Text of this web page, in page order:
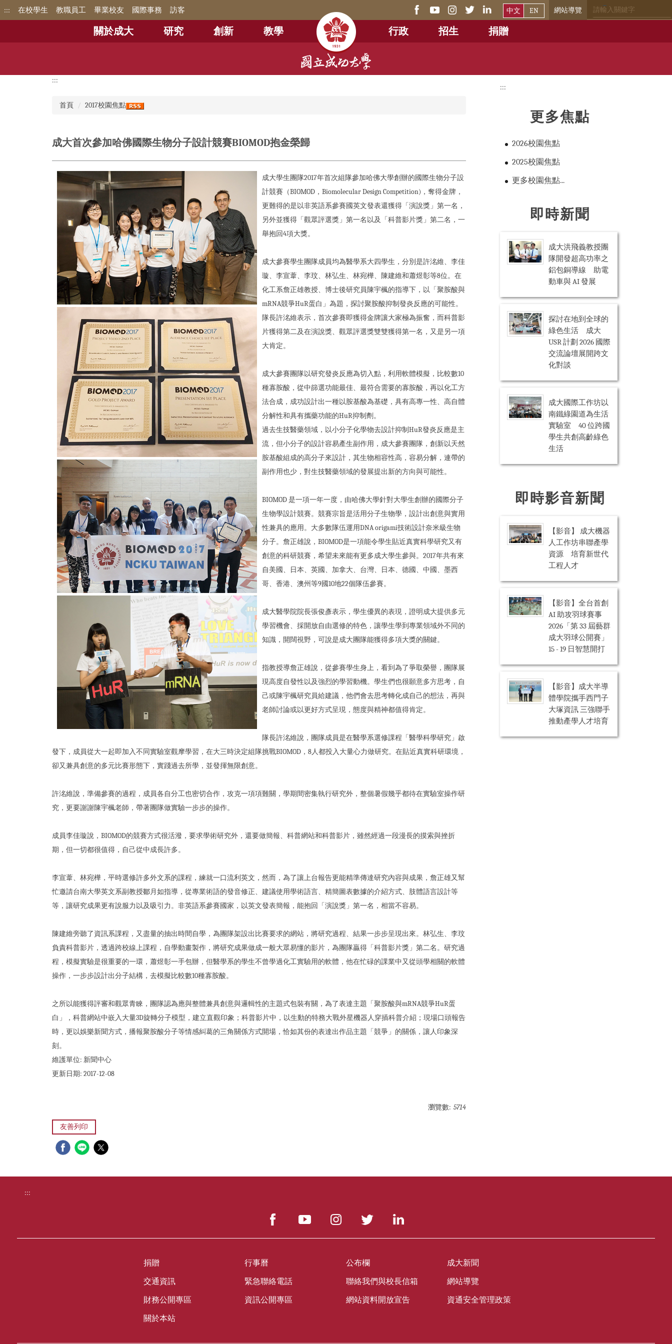
跳
::: 在校學生 教職員工 畢業校友 國際事務 訪客 網站導覽
關於成大 研究 創新 教學 行政 招生 捐贈
中文 EN
:::
首頁 2017校園焦點
成大首次參加哈佛國際生物分子設計競賽BIOMOD抱金榮歸
成大學生團隊2017年首次組隊參加哈佛大學創辦的國際生物分子設
計競賽（BIOMOD，Biomolecular Design Competition)，奪得金牌，
更難得的是以非英語系參賽國英文發表還獲得「演說獎」第一名，
另外並獲得「觀眾評選獎」第一名以及「科普影片獎」第二名，一
舉抱回4項大獎。
成大參賽學生團隊成員均為醫學系大四學生，分別是許洺維、李佳
璇、李宣葦、李玟、林弘生、林宛樺、陳建維和蕭煜彰等8位。在
化工系詹正雄教授、博士後研究員陳宇楓的指導下，以「聚胺酸與
mRNA競爭HuR蛋白」為題，探討聚胺酸抑制發炎反應的可能性。
隊長許洺維表示，首次參賽即獲得金牌讓大家極為振奮，而科普影
片獲得第二及在演說獎、觀眾評選獎雙雙獲得第一名，又是另一項
大肯定。
成大參賽團隊以研究發炎反應為切入點，利用軟體模擬，比較數10
種寡胺酸，從中篩選功能最佳、最符合需要的寡胺酸，再以化工方
法合成，成功設計出一種以胺基酸為基礎，具有高專一性、高自體
分解性和具有攜藥功能的HuR抑制劑。
過去生技醫藥領域，以小分子化學物去設計抑制HuR發炎反應是主
流，但小分子的設計容易產生副作用，成大參賽團隊，創新以天然
胺基酸組成的高分子來設計，其生物相容性高，容易分解，連帶的
副作用也少，對生技醫藥領域的發展提出新的方向與可能性。
BIOMOD 是一項一年一度，由哈佛大學針對大學生創辦的國際分子
生物學設計競賽。競賽宗旨是活用分子生物學，設計出創意與實用
性兼具的應用。大多數隊伍運用DNA origami技術設計奈米級生物
分子。詹正雄說，BIOMOD是一項能令學生貼近真實科學研究又有
創意的科研競賽，希望未來能有更多成大學生參與。2017年共有來
自美國、日本、英國、加拿大、台灣、日本、德國、中國、墨西
哥、香港、澳州等9國10地22個隊伍參賽。
成大醫學院院長張俊彥表示，學生優異的表現，證明成大提供多元
學習機會、採開放自由選修的特色，讓學生學到專業領域外不同的
知識，開闊視野，可說是成大團隊能獲得多項大獎的關鍵。
指教授導詹正雄說，從參賽學生身上，看到為了爭取榮譽，團隊展
現高度自發性以及強烈的學習動機。學生們也很願意多方思考，自
己或陳宇楓研究員給建議，他們會去思考轉化成自己的想法，再與
老師討論或以更好方式呈現，態度與精神都值得肯定。
隊長許洺維說，團隊成員是在醫學系選修課程「醫學科學研究」啟
發下，成員從大一起即加入不同實驗室觀摩學習，在大三時決定組隊挑戰BIOMOD，8人都投入大量心力做研究。在貼近真實科研環境，
卻又兼具創意的多元比賽形態下，實踐過去所學，並發揮無限創意。
許洺維說，準備參賽的過程，成員各自分工也密切合作，攻克一項項難關，學期間密集執行研究外，整個暑假幾乎都待在實驗室操作研
究，更要謝謝陳宇楓老師，帶著團隊做實驗一步步的操作。
成員李佳璇說，BIOMOD的競賽方式很活潑，要求學術研究外，還要做簡報、科普網站和科普影片，雖然經過一段漫長的摸索與挫折
期，但一切都很值得，自己從中成長許多。
李宣葦、林宛樺，平時選修許多外文系的課程，練就一口流利英文，然而，為了讓上台報告更能精準傳達研究內容與成果，詹正雄又幫
忙邀請台南大學英文系副教授鄒月如指導，從專業術語的發音修正、建議使用學術語言、精簡圖表數據的介紹方式、肢體語言設計等
等，讓研究成果更有說服力以及吸引力。非英語系參賽國家，以英文發表簡報，能抱回「演說獎」第一名，相當不容易。
陳建維旁聽了資訊系課程，又盡量的抽出時間自學，為團隊架設出比賽要求的網站，將研究過程、結果一步步呈現出來。林弘生、李玟
負責科普影片，透過跨校線上課程，自學動畫製作，將研究成果做成一般大眾易懂的影片，為團隊贏得「科普影片獎」第二名。研究過
程，模擬實驗是很重要的一環，蕭煜彰一手包辦，但醫學系的學生不曾學過化工實驗用的軟體，他在忙碌的課業中又從頭學相關的軟體
操作，一步步設計出分子結構，去模擬比較數10種寡胺酸。
之所以能獲得評審和觀眾青睞，團隊認為應與整體兼具創意與邏輯性的主題式包裝有關，為了表達主題「聚胺酸與mRNA競爭HuR蛋
白」，科普網站中嵌入大量3D旋轉分子模型，建立直觀印象；科普影片中，以生動的特務大戰外星機器人穿插科普介紹；現場口頭報告
時，更以娛樂新聞方式，播報聚胺酸分子等情感糾葛的三角關係方式開場，恰如其份的表達出作品主題「競爭」的關係，讓人印象深
刻。
維護單位: 新聞中心
更新日期: 2017-12-08
瀏覽數: 5714
友善列印
:::
更多焦點
2026校園焦點
2025校園焦點
更多校園焦點...
即時新聞
成大洪飛義教授團
隊開發超高功率之
鋁包銅導線 助電
動車與 AI 發展
探討在地到全球的
綠色生活 成大
USR 計劃 2026 國際
交流論壇展開跨文
化對談
成大國際工作坊以
南鐵綠園道為生活
實驗室 40 位跨國
學生共創高齡綠色
生活
即時影音新聞
【影音】 成大機器
人工作坊串聯產學
資源 培育新世代
工程人才
【影音】全台首創
AI 助攻羽球賽事
2026「第 33 屆藝群
成大羽球公開賽」
15 - 19 日智慧開打
【影音】成大半導
體學院攜手西門子
大塚資訊 三強聯手
推動產學人才培育
:::
捐贈 行事曆 公布欄 成大新聞
交通資訊 緊急聯絡電話 聯絡我們與校長信箱 網站導覽
財務公開專區 資訊公開專區 網站資料開放宣告 資通安全管理政策
關於本站